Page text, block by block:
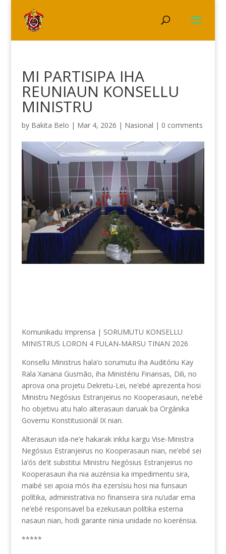
MI PARTISIPA IHA
REUNIAUN KONSELLU
MINISTRU
by Bakita Belo | Mar 4, 2026 | Nasional | 0 comments
Komunikadu Imprensa | SORUMUTU KONSELLU
MINISTRUS LORON 4 FULAN-MARSU TINAN 2026
Konsellu Ministrus hala’o sorumutu iha Auditóriu Kay
Rala Xanana Gusmão, iha Ministériu Finansas, Dili, no
aprova ona projetu Dekretu-Lei, ne’ebé aprezenta hosi
Ministru Negósius Estranjeirus no Kooperasaun, ne’ebé
ho objetivu atu halo alterasaun daruak ba Orgánika
Governu Konstitusionál IX nian.
Alterasaun ida-ne’e hakarak inklui kargu Vise-Ministra
Negósius Estranjeirus no Kooperasaun nian, ne’ebé sei
la’ós de’it substitui Ministru Negósius Estranjeirus no
Kooperasaun iha nia auzénsia ka impedimentu sira,
maibé sei apoia mós iha ezersísiu hosi nia funsaun
polítika, administrativa no finanseira sira nu’udar ema
ne’ebé responsavel ba ezekusaun polítika esterna
nasaun nian, hodi garante ninia unidade no koerénsia.
*****